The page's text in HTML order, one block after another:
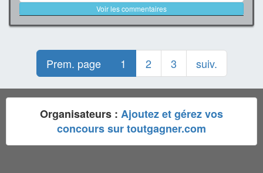
Voir les commentaires
Prem. page 1 2 3 suiv.
Organisateurs : Ajoutez et gérez vos
concours sur toutgagner.com